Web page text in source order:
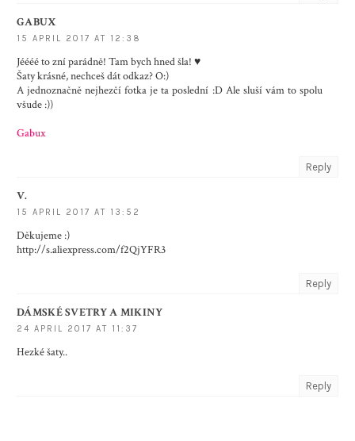
GABUX
15 APRIL 2017 AT 12:38
Jéééé to zní parádně! Tam bych hned šla! ♥
Šaty krásné, nechceš dát odkaz? O:)
A jednoznačně nejhezčí fotka je ta poslední :D Ale sluší vám to spolu
všude :))
Gabux
Reply
V.
15 APRIL 2017 AT 13:52
Děkujeme :)
http://s.aliexpress.com/f2QjYFR3
Reply
DÁMSKÉ SVETRY A MIKINY
24 APRIL 2017 AT 11:37
Hezké šaty..
Reply